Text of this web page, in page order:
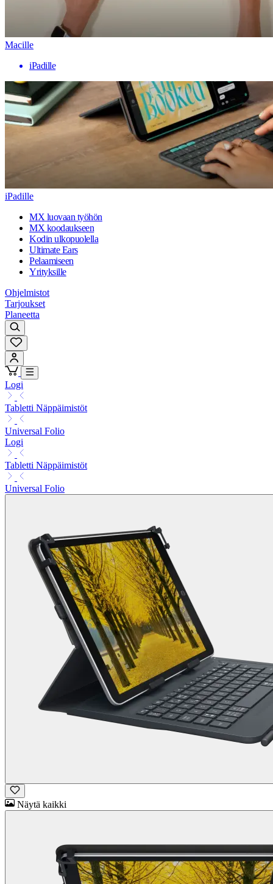
Macille
iPadille
iPadille
MX luovaan työhön
MX koodaukseen
Kodin ulkopuolella
Ultimate Ears
Pelaamiseen
Yrityksille
Ohjelmistot
Tarjoukset
Planeetta
Logi
Tabletti Näppäimistöt
Universal Folio
Logi
Tabletti Näppäimistöt
Universal Folio
Näytä kaikki